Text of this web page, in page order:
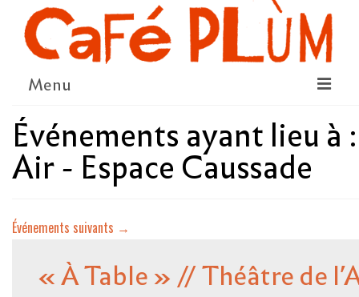
Menu
LE PROJET
LA COOPÉRATIVE & L’ASSO
NOUS SOUTENIR
LE PROGRAMME
Événements ayant lieu à
Air - Espace Caussade
Événements suivants →
« À Table » // Théâtre de